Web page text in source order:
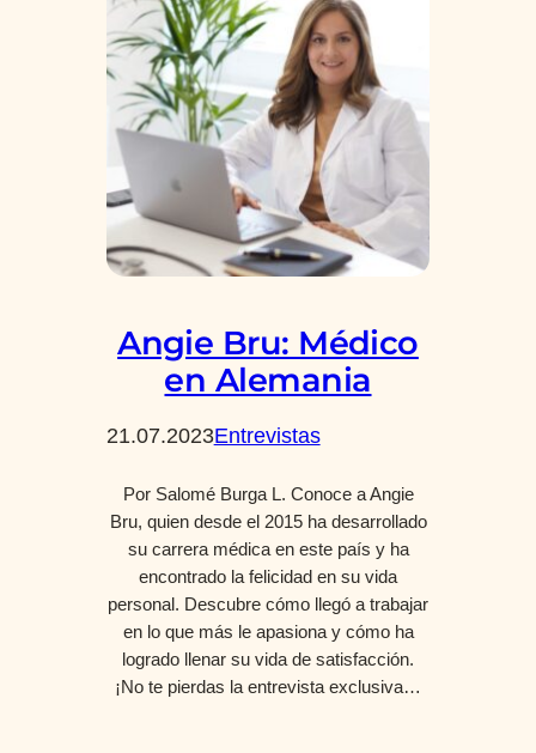
Angie Bru: Médico
en Alemania
21.07.2023Entrevistas
Por Salomé Burga L. Conoce a Angie
Bru, quien desde el 2015 ha desarrollado
su carrera médica en este país y ha
encontrado la felicidad en su vida
personal. Descubre cómo llegó a trabajar
en lo que más le apasiona y cómo ha
logrado llenar su vida de satisfacción.
¡No te pierdas la entrevista exclusiva…